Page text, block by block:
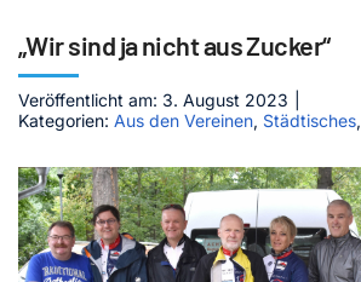
Mediathek
Jetzt abonnieren
Kontakt
„Wir sind ja nicht aus Zucker“
Veröffentlicht am: 3. August 2023
Kategorien: Aus den Vereinen, Städtisches,